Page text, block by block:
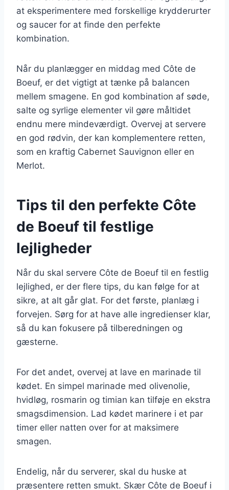
at eksperimentere med forskellige krydderurter
og saucer for at finde den perfekte
kombination.
Når du planlægger en middag med Côte de
Boeuf, er det vigtigt at tænke på balancen
mellem smagene. En god kombination af søde,
salte og syrlige elementer vil gøre måltidet
endnu mere mindeværdigt. Overvej at servere
en god rødvin, der kan komplementere retten,
som en kraftig Cabernet Sauvignon eller en
Merlot.
Tips til den perfekte Côte
de Boeuf til festlige
lejligheder
Når du skal servere Côte de Boeuf til en festlig
lejlighed, er der flere tips, du kan følge for at
sikre, at alt går glat. For det første, planlæg i
forvejen. Sørg for at have alle ingredienser klar,
så du kan fokusere på tilberedningen og
gæsterne.
For det andet, overvej at lave en marinade til
kødet. En simpel marinade med olivenolie,
hvidløg, rosmarin og timian kan tilføje en ekstra
smagsdimension. Lad kødet marinere i et par
timer eller natten over for at maksimere
smagen.
Endelig, når du serverer, skal du huske at
præsentere retten smukt. Skær Côte de Boeuf i